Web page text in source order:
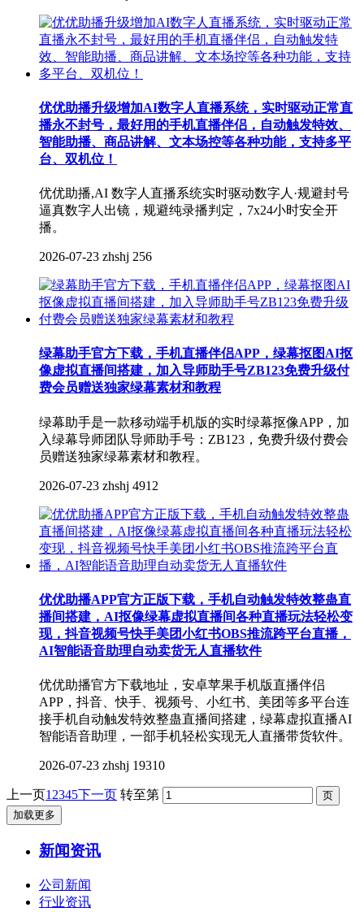
优优助播升级增加AI数字人直播系统，实时驱动正常直
播永不封号，最好用的手机直播伴侣，自动触发特效、
智能助播、商品讲解、文本场控等各种功能，支持多平
台、双机位！
优优助播,AI 数字人直播系统实时驱动数字人·规避封号
逼真数字人出镜，规避纯录播判定，7x24小时安全开
播。
2026-07-23 zhshj 256
绿幕助手官方下载，手机直播伴侣APP，绿幕抠图AI抠
像虚拟直播间搭建，加入导师助手号ZB123免费升级付
费会员赠送独家绿幕素材和教程
绿幕助手是一款移动端手机版的实时绿幕抠像APP，加
入绿幕导师团队导师助手号：ZB123，免费升级付费会
员赠送独家绿幕素材和教程。
2026-07-23 zhshj 4912
优优助播APP官方正版下载，手机自动触发特效整蛊直
播间搭建，AI抠像绿幕虚拟直播间各种直播玩法轻松变
现，抖音视频号快手美团小红书OBS推流跨平台直播，
AI智能语音助理自动卖货无人直播软件
优优助播官方下载地址，安卓苹果手机版直播伴侣
APP，抖音、快手、视频号、小红书、美团等多平台连
接手机自动触发特效整蛊直播间搭建，绿幕虚拟直播AI
智能语音助理，一部手机轻松实现无人直播带货软件。
2026-07-23 zhshj 19310
上一页1 2345下一页 转至第
加载更多
新闻资讯
公司新闻
行业资讯